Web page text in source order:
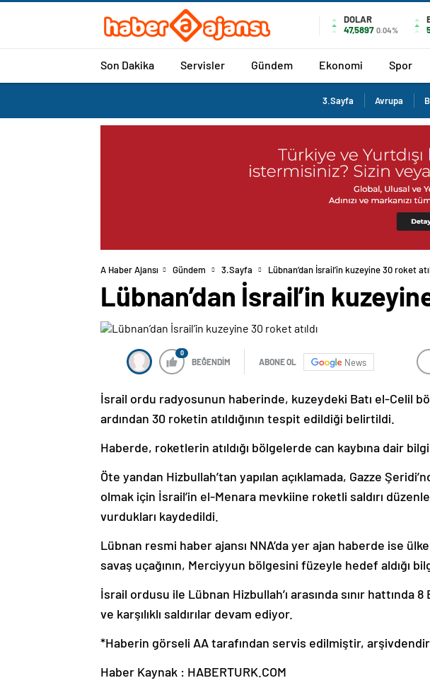
DOLAR
47,5897 0.04%
Son Dakika Servisler Gündem Ekonomi Spor
3.Sayfa Avrupa
A Haber Ajansı Gündem 3.Sayfa Lübnan’dan İsrail’in kuzeyine 30 roket
Lübnan’dan İsrail’in
0
BEĞENDİM ABONE OL News
İsrail ordu radyosunun haberinde, kuzeydeki Batı el-Celil
ardından 30 roketin atıldığının tespit edildiği belirtildi.
Haberde, roketlerin atıldığı bölgelerde can kaybına dair
Öte yandan Hizbullah’tan yapılan açıklamada, Gazze
olmak için İsrail’in el-Menara mevkiine roketli saldırı
vurdukları kaydedildi.
Lübnan resmi haber ajansı NNA’da yer ajan haberde ise
savaş uçağının, Merciyyun bölgesini füzeyle hedef aldığı
İsrail ordusu ile Lübnan Hizbullah’ı arasında sınır hattında
ve karşılıklı saldırılar devam ediyor.
*Haberin görseli AA tarafından servis edilmiştir,
Haber Kaynak : HABERTURK.COM